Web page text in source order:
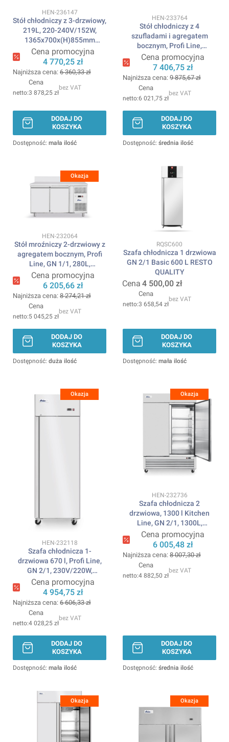
Kod produktu
HEN-236147
Stół chłodniczy z 3-drzwiowy,
219L, 220-240V/152W,
1365x700x(H)855mm
ARKTIC
Cena promocyjna
4 770,25 zł
Najniższa cena: 6 360,33 zł
Cena
3 878,25 zł
bez VAT
DODAJ DO
KOSZYKA
Dostępność: mała ilość
Kod produktu
HEN-233764
Stół chłodniczy z 4
szufladami i agregatem
bocznym, Profi Line,
230V/250W,
1360x700x(H)858mm
ARKTIC
Cena promocyjna
7 406,75 zł
Najniższa cena: 9 875,67 zł
Cena
6 021,75 zł
bez VAT
DODAJ DO
KOSZYKA
Dostępność: średnia ilość
Okazja
Kod produktu
HEN-232064
Stół mroźniczy 2-drzwiowy z
agregatem bocznym, Profi
Line, GN 1/1, 280L,
230V/600W,
1360x700x(H)910mm
ARKTIC
Cena promocyjna
6 205,66 zł
Najniższa cena: 8 274,21 zł
Cena
5 045,25 zł
bez VAT
DODAJ DO
KOSZYKA
Dostępność: duża ilość
Kod produktu
RQSC600
Szafa chłodnicza 1 drzwiowa
GN 2/1 Basic 600 L RESTO
QUALITY
Cena 4 500,00 zł
Cena
3 658,54 zł
bez VAT
DODAJ DO
KOSZYKA
Dostępność: mała ilość
Okazja
Kod produktu
HEN-232118
Szafa chłodnicza 1-
drzwiowa 670 l, Profi Line,
GN 2/1, 230V/220W,
730x800x(H)2096mm
ARKTIC
Cena promocyjna
4 954,75 zł
Najniższa cena: 6 606,33 zł
Cena
4 028,25 zł
bez VAT
DODAJ DO
KOSZYKA
Dostępność: mała ilość
Okazja
Kod produktu
HEN-232736
Szafa chłodnicza 2
drzwiowa, 1300 l Kitchen
Line, GN 2/1, 1300L,
230V/320W,
1382x800x(H)2100mm
ARKTIC
Cena promocyjna
6 005,48 zł
Najniższa cena: 8 007,30 zł
Cena
4 882,50 zł
bez VAT
DODAJ DO
KOSZYKA
Dostępność: średnia ilość
Okazja Okazja